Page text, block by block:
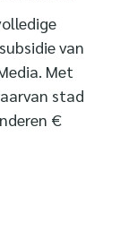
van
Met
stad
€